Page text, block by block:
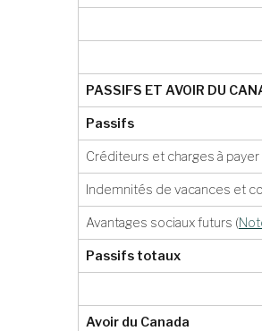
PASSIFS ET AVOIR DU
Passifs
Créditeurs et charges à payer
Indemnités de vacances et
Avantages sociaux futurs (
Passifs totaux
Avoir du Canada